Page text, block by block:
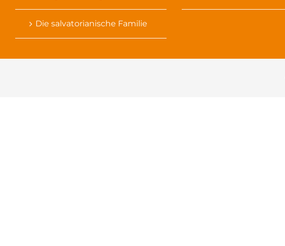
Die salvatorianische Familie